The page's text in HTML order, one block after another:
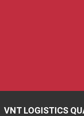
LOGISTICS QUẢNG